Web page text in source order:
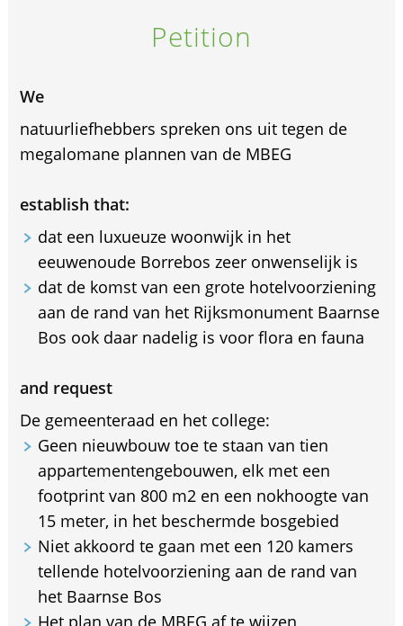
Petition
We
natuurliefhebbers spreken ons uit tegen de
megalomane plannen van de MBEG
establish that:
dat een luxueuze woonwijk in het
eeuwenoude Borrebos zeer onwenselijk is
dat de komst van een grote hotelvoorziening
aan de rand van het Rijksmonument Baarnse
Bos ook daar nadelig is voor flora en fauna
and request
De gemeenteraad en het college:
Geen nieuwbouw toe te staan van tien
appartementengebouwen, elk met een
footprint van 800 m2 en een nokhoogte van
15 meter, in het beschermde bosgebied
Niet akkoord te gaan met een 120 kamers
tellende hotelvoorziening aan de rand van
het Baarnse Bos
Het plan van de MBEG af te wijzen